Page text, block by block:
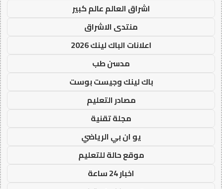
اشراق العالم عالم كبير
منتدى الاشراق
اعلانات الباك لينك 2026
مدسن طب
باك لينك وجيست بوست
مصادر التعليم
مجلة تقنية
يو ان بي الرياضي
موقع حالة للتعليم
اخبار 24 ساعة